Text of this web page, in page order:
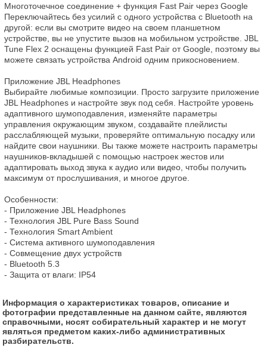
Многоточечное соединение + функция Fast Pair через Google
Переключайтесь без усилий с одного устройства с Bluetooth на
другой: если вы смотрите видео на своем планшетном
устройстве, вы не упустите вызов на мобильном устройстве. JBL
Tune Flex 2 оснащены функцией Fast Pair от Google, поэтому вы
можете связать устройства Android одним прикосновением.
Приложение JBL Headphones
Выбирайте любимые композиции. Просто загрузите приложение
JBL Headphones и настройте звук под себя. Настройте уровень
адаптивного шумоподавления, изменяйте параметры
управления окружающим звуком, создавайте плейлисты
расслабляющей музыки, проверяйте оптимальную посадку или
найдите свои наушники. Вы также можете настроить параметры
наушников-вкладышей с помощью настроек жестов или
адаптировать выход звука к аудио или видео, чтобы получить
максимум от прослушивания, и многое другое.
Особенности:
- Приложение JBL Headphones
- Технология JBL Pure Bass Sound
- Технология Smart Ambient
- Система активного шумоподавления
- Совмещение двух устройств
- Bluetooth 5.3
- Защита от влаги: IP54
Информация о характеристиках товаров, описание и
фотографии представленные на данном сайте, являются
справочными, носят собирательный характер и не могут
являться предметом каких-либо административных
разбирательств.